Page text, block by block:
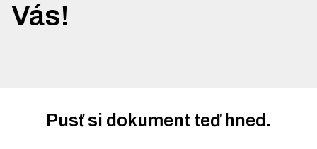
Vás!
Pusť si dokument teď hned.